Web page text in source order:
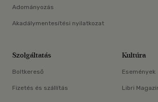
Adományozás
Akadálymentesítési nyilatkozat
Szolgáltatás
Boltkereső
Fizetés és szállítás
Kultúra
Események
Libri